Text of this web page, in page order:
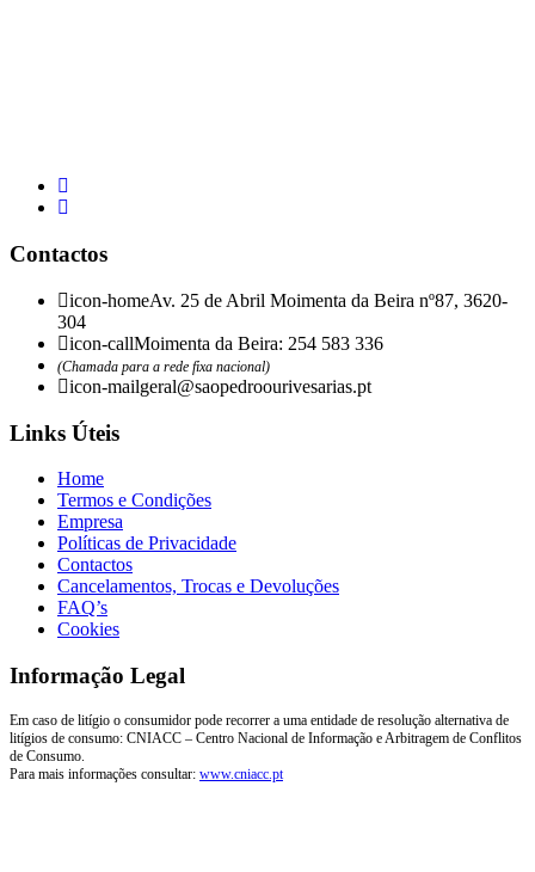
Contactos
icon-homeAv. 25 de Abril Moimenta da Beira nº87, 3620-
304
icon-callMoimenta da Beira: 254 583 336
(Chamada para a rede fixa nacional)
icon-mailgeral@saopedroourivesarias.pt
Links Úteis
Home
Termos e Condições
Empresa
Políticas de Privacidade
Contactos
Cancelamentos, Trocas e Devoluções
FAQ’s
Cookies
Informação Legal
Em caso de litígio o consumidor pode recorrer a uma entidade de resolução alternativa de
litígios de consumo: CNIACC – Centro Nacional de Informação e Arbitragem de Conflitos
de Consumo.
Para mais informações consultar: www.cniacc.pt